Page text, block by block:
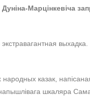
Марцінкевіча
казак,
шкаляра